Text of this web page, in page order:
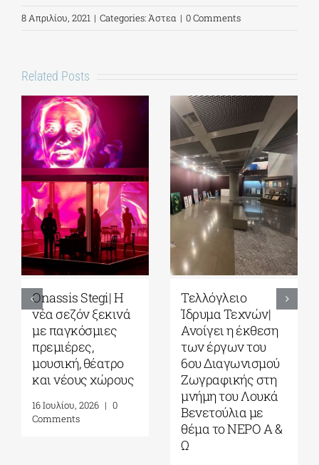
8 Απριλίου, 2021 | Categories:Άστεα | 0 Comments
Related Posts
Onassis Stegi| H
νέα σεζόν ξεκινά
με παγκόσμιες
πρεμιέρες,
μουσική, θέατρο
και νέους χώρους
16 Ιουλίου, 2026 | 0
Comments
Τελλόγλειο
Ίδρυμα Τεχνών|
Ανοίγει η έκθεση
των έργων του
6ου Διαγωνισμού
Ζωγραφικής στη
μνήμη του Λουκά
Βενετούλια με
θέμα το ΝΕΡΟ Α &
Ω